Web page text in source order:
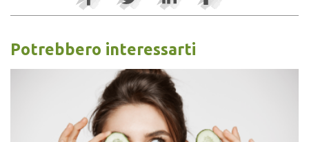
Potrebbero interessarti